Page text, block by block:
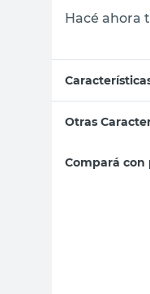
Hacé ahora
Otras
Compará con